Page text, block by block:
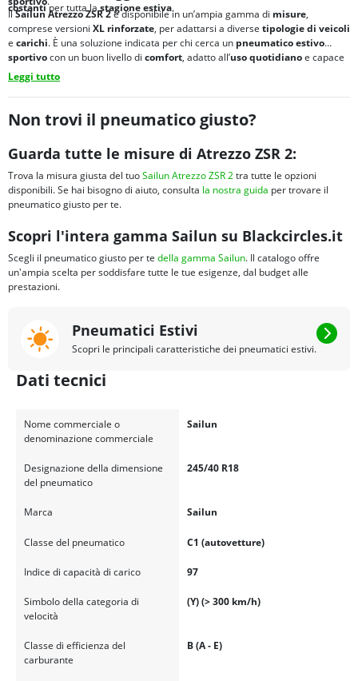
costantiper tutta lastagione estiva.
IlSailun Atrezzo ZSR 2è disponibile in un’ampia gamma di misure,
comprese versioni XL rinforzate, per adattarsi a diverse tipologie di veicoli
e carichi. È una soluzione indicata per chi cerca un pneumatico estivo
sportivocon un buon livello di comfort, adatto all’uso quotidianoe capace
di garantire
Leggi tutto
Non trovi il pneumatico giusto?
Guarda tutte le misure di Atrezzo ZSR 2:
Trova la misura giusta del tuoSailun Atrezzo ZSR 2tra tutte le opzioni
disponibili. Se hai bisogno di aiuto, consulta la nostra guida per trovare il
pneumatico giusto per te.
Scopri l'intera gamma Sailun su Blackcircles.it
Scegli il pneumatico giusto per te della gamma Sailun. Il catalogo offre
un'ampia scelta per soddisfare tutte le tue esigenze, dal budget alle
prestazioni.
Pneumatici Estivi
Scopri le principali caratteristiche dei pneumatici estivi.
Dati tecnici
Nome commerciale o
denominazione commerciale
Sailun
Designazione della dimensione
del pneumatico
245/40 R18
Marca Sailun
Classe del pneumatico C1 (autovetture)
Indice di capacità di carico 97
Simbolo della categoria di
velocità
(Y) (> 300 km/h)
Classe di efficienza del
carburante
B (A - E)